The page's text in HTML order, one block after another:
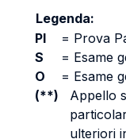
Legenda:
PI
= Prova
S
= Esame
O
= Esame
(**)
Appello
ulteriori